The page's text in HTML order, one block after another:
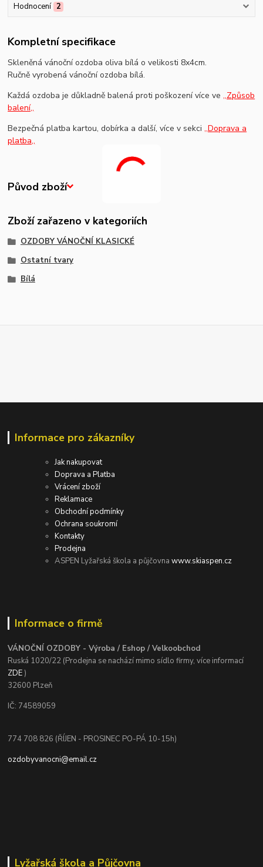
Hodnocení 2
Kompletní specifikace
Skleněná vánoční ozdoba oliva bílá o velikosti 8x4cm.
Ručně vyrobená vánoční ozdoba bílá.
Každá ozdoba je důkladně balená proti poškození více ve,,Způsob
balení,,
Bezpečná platba kartou, dobírka a další, více v sekci,,Doprava a
platba,,
Původ zboží
Zboží zařazeno v kategoriích
OZDOBY VÁNOČNÍ KLASICKÉ
Ostatní tvary
Bílá
Informace pro zákazníky
Jak nakupovat
Doprava a Platba
Vrácení zboží
Reklamace
Obchodní podmínky
Ochrana soukromí
Kontakty
Prodejna
ASPEN Lyžařská škola a půjčovnawww.skiaspen.cz
Informace o firmě
VÁNOČNÍ OZDOBY - Výroba / Eshop / Velkoobchod
Ruská 1020/22 (Prodejna se nachází mimo sídlo firmy, více informací
ZDE)
32600 Plzeň
IČ: 74589059
774 708 826 (ŘÍJEN - PROSINEC PO-PÁ 10-15h)
ozdobyvanocni@email.cz
Lyžařská škola a Půjčovna